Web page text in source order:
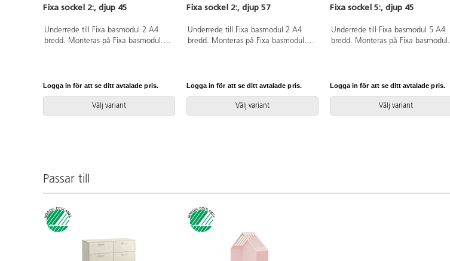
Fixa sockel 2:, djup 45
Underrede till Fixa basmodul 2 A4
bredd. Monteras på Fixa basmodul.
Logga in för att se ditt avtalade pris.
Välj variant
Fixa sockel 2:, djup 57
Underrede till Fixa basmodul 2 A4
bredd. Monteras på Fixa basmodul.
Logga in för att se ditt avtalade pris.
Välj variant
Fixa sockel 5:, djup 45
Underrede till Fixa basmodul 5 A4
bredd. Monteras på Fixa basmodul.
Logga in för att se ditt avtalade pris.
Välj variant
Passar till